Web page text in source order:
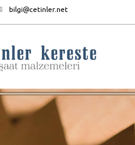
bilgi@cetinler.net